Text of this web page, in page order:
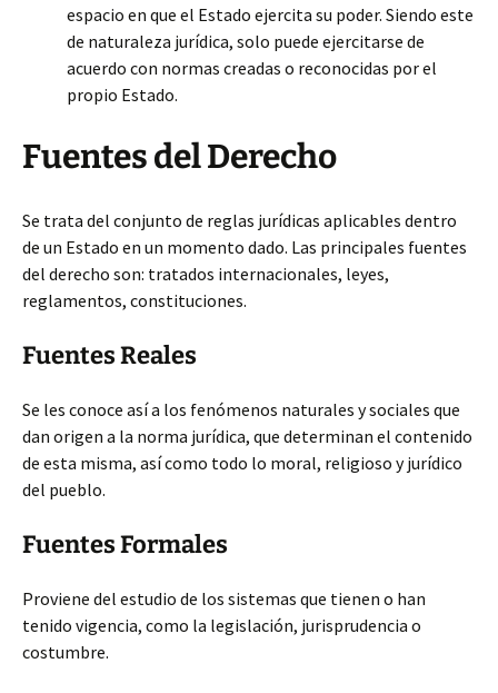
espacio en que el Estado ejercita su poder. Siendo este
de naturaleza jurídica, solo puede ejercitarse de
acuerdo con normas creadas o reconocidas por el
propio Estado.
Fuentes del Derecho
Se trata del conjunto de reglas jurídicas aplicables dentro
de un Estado en un momento dado. Las principales fuentes
del derecho son: tratados internacionales, leyes,
reglamentos, constituciones.
Fuentes Reales
Se les conoce así a los fenómenos naturales y sociales que
dan origen a la norma jurídica, que determinan el contenido
de esta misma, así como todo lo moral, religioso y jurídico
del pueblo.
Fuentes Formales
Proviene del estudio de los sistemas que tienen o han
tenido vigencia, como la legislación, jurisprudencia o
costumbre.